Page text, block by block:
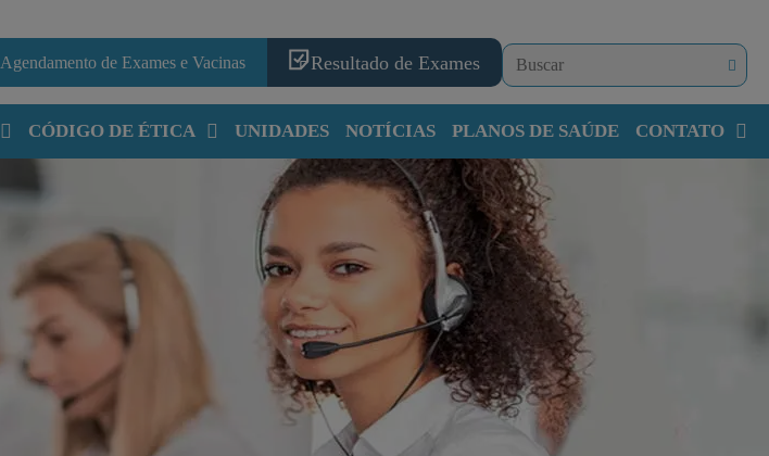
Agendamento de Exames e Vacinas Resultado de Exames
CÓDIGO DE ÉTICA UNIDADES NOTÍCIAS PLANOS DE SAÚDE CONTATO